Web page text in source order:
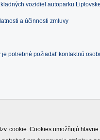
vozidiel autoparku
a účinnosti zmluvy
potrebné požiadať kontaktnú
cookie. Cookies umožňujú